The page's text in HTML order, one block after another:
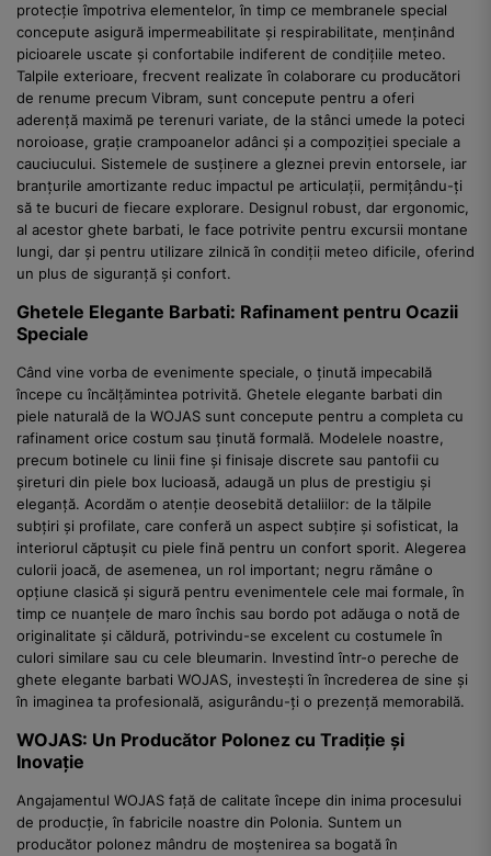
protecție împotriva elementelor, în timp ce membranele special
concepute asigură impermeabilitate și respirabilitate, menținând
picioarele uscate și confortabile indiferent de condițiile meteo.
Talpile exterioare, frecvent realizate în colaborare cu producători
de renume precum Vibram, sunt concepute pentru a oferi
aderență maximă pe terenuri variate, de la stânci umede la poteci
noroioase, grație crampoanelor adânci și a compoziției speciale a
cauciucului. Sistemele de susținere a gleznei previn entorsele, iar
branțurile amortizante reduc impactul pe articulații, permițându-ți
să te bucuri de fiecare explorare. Designul robust, dar ergonomic,
al acestor ghete barbati, le face potrivite pentru excursii montane
lungi, dar și pentru utilizare zilnică în condiții meteo dificile, oferind
un plus de siguranță și confort.
Ghetele Elegante Barbati: Rafinament pentru Ocazii
Speciale
Când vine vorba de evenimente speciale, o ținută impecabilă
începe cu încălțămintea potrivită. Ghetele elegante barbati din
piele naturală de la WOJAS sunt concepute pentru a completa cu
rafinament orice costum sau ținută formală. Modelele noastre,
precum botinele cu linii fine și finisaje discrete sau pantofii cu
șireturi din piele box lucioasă, adaugă un plus de prestigiu și
eleganță. Acordăm o atenție deosebită detaliilor: de la tălpile
subțiri și profilate, care conferă un aspect subțire și sofisticat, la
interiorul căptușit cu piele fină pentru un confort sporit. Alegerea
culorii joacă, de asemenea, un rol important; negru rămâne o
opțiune clasică și sigură pentru evenimentele cele mai formale, în
timp ce nuanțele de maro închis sau bordo pot adăuga o notă de
originalitate și căldură, potrivindu-se excelent cu costumele în
culori similare sau cu cele bleumarin. Investind într-o pereche de
ghete elegante barbati WOJAS, investești în încrederea de sine și
în imaginea ta profesională, asigurându-ți o prezență memorabilă.
WOJAS: Un Producător Polonez cu Tradiție și
Inovație
Angajamentul WOJAS față de calitate începe din inima procesului
de producție, în fabricile noastre din Polonia. Suntem un
producător polonez mândru de moștenirea sa bogată în